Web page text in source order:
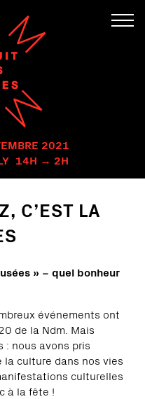
2021
14H → 2H
C’EST LA
» – quel bonheur
événements ont
de la Ndm. Mais
: nous avons pris
la culture dans nos vies
culturelles
à la fête !